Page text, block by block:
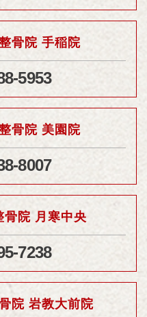
骨院 手稲院
5953
骨院 美園院
8007
骨院 月寒中央
7238
院 岩教大前院